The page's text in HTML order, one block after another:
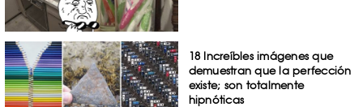
18 Increíbles imágenes que
demuestran que la perfección
existe; son totalmente
hipnóticas